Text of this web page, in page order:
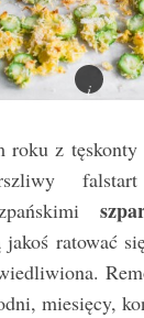
roku z tęskonty
jakoś ratować
miesięcy,